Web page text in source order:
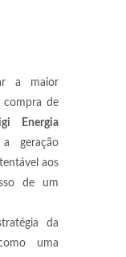
a maior
de
Energia
geração
aos
de um
da
uma